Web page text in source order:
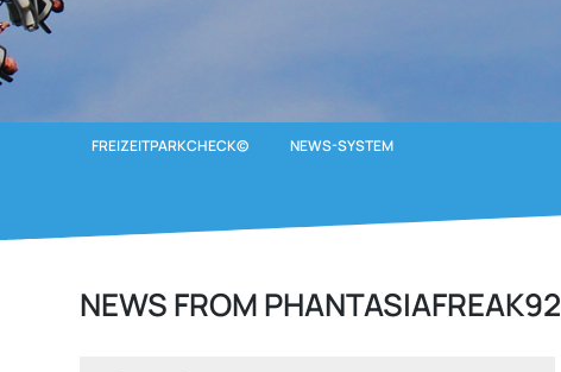
FREIZEITPARKCHECK© NEWS-SYSTEM
NEWS FROM PHANTASIAFREAK92